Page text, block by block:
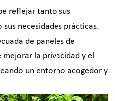
reflejar tanto sus
necesidades prácticas.
de paneles de
mejorar la privacidad y el
un entorno acogedor y